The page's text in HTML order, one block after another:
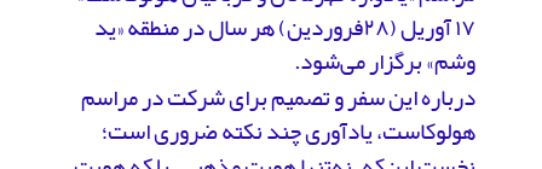
۱۷ آوریل (۲۸فروردین) هر سال در منطقه «ید
وشم» برگزار می‌شود.
درباره این سفر و تصمیم برای شرکت در مراسم
هولوکاست، یادآوری چند نکته ضروری است؛